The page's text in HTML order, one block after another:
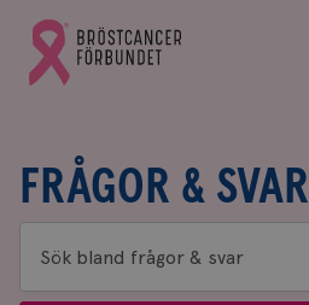
Gå
till
Bröstcancerförbundets
FRÅGOR & SVAR
Sök
bland